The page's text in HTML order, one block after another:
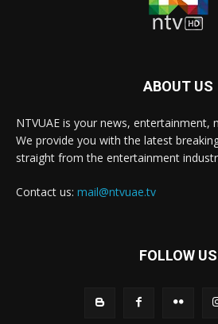
ABOUT US
NTVUAE is your news, entertainment,
We provide you with the latest
straight from the entertainment
Contact us: mail@ntvuae.tv
FOLLOW US